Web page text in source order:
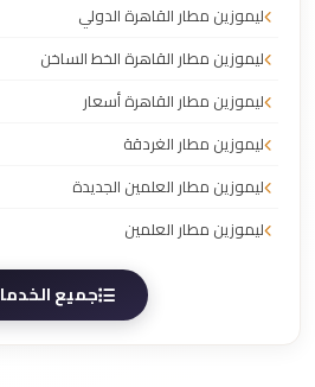
ليموزين مطار القاهرة الدولي
ليموزين مطار القاهرة الخط الساخن
ليموزين مطار القاهرة أسعار
ليموزين مطار الغردقة
ليموزين مطار العلمين الجديدة
ليموزين مطار العلمين
جميع الخدمات